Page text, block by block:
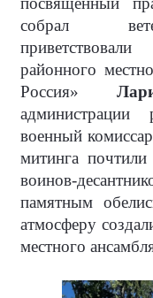
собрал
районного
Россия»
военный
митинга
воинов-
памятным
атмосферу
местного